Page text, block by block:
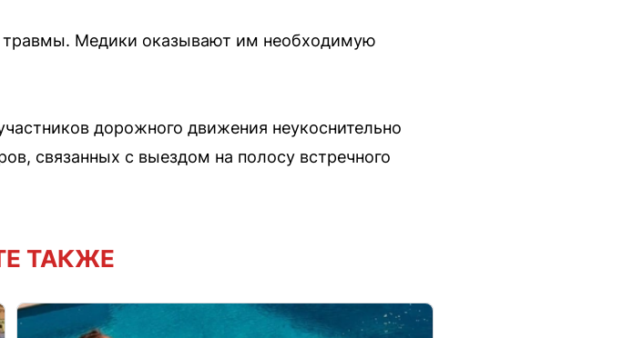
травмы. Медики оказывают им необходимую
дорожного движения неукоснительно
связанных с выездом на полосу встречного
ТАКЖЕ